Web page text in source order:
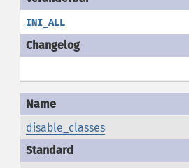
INI_ALL
disable_classes